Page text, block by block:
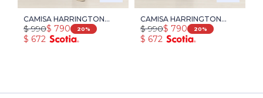
CAMISA HARRINGTON
LABEL - AZUL OSC/ROJO
$ 790
$ 990 20
$ 672
CAMISA HARRINGTON
LABEL - AZUL OSC/BLA
$ 790
$ 990 20
$ 672